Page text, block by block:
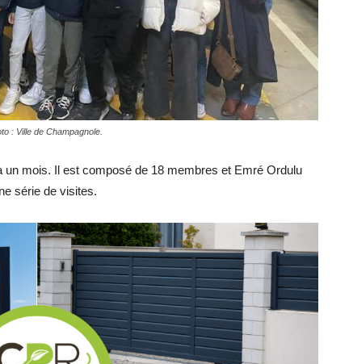
Hebdo39
: Ville de Champagnole.
mois. Il est composé de 18 membres et Emré Ordulu
série de visites.